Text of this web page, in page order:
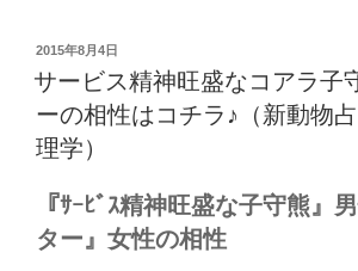
投
稿
日:
2015年8月4日
サービス精神旺盛なコアラ子
ーの相性はコチラ♪（新動物
理学）
『ｻｰﾋﾞｽ精神旺盛な子守熊』
ター』女性の相性